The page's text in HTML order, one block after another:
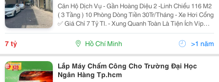
Căn Hộ Dịch Vụ - Gần Hoàng Diệu 2 -Linh Chiểu 116 M2
( 3 Tầng ) 10 Phòng Dòng Tiền 30Tr/Tháng - Xe Hơi Cổng
✅ Giá Chỉ 7 Tỷ Tl. - Xung Quanh Toàn Là Tiện Ích Vip
Như: Vincom Vài Bước, Trường Đại Học Ngân Hàng,
Công Viên Nhà Văn Hoá Chỉ Vài Bước Đi...
7 tỷ Hồ Chí Minh >1 năm
Lắp Máy Chấm Công Cho Trường Đại Học
Ngân Hàng Tp.hcm